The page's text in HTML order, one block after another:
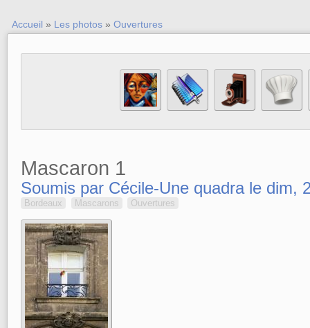
Accueil » Les photos » Ouvertures
Mascaron 1
Soumis par Cécile-Une quadra le dim,
Bordeaux Mascarons Ouvertures